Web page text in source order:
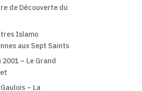
de Découverte du
Islamo
aux Sept Saints
2001 – Le Grand
– La